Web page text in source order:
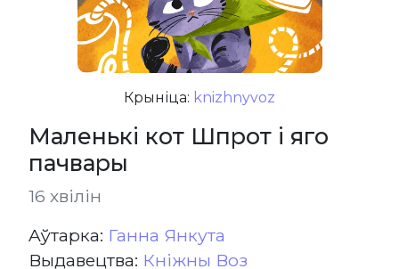
Крыніца: knizhnyvoz
Маленькі кот Шпрот і яго
пачвары
16 хвілін
Aўтарка: Ганна Янкута
Выдавецтва: Кніжны Воз